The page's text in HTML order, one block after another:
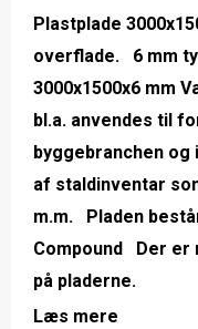
Plastplade
overflade. 6 mm
3000x1500x6 mm
bl.a. anvendes til
byggebranchen og
af staldinventar
m.m. Pladen
Compound Der er
på pladerne.
Læs mere